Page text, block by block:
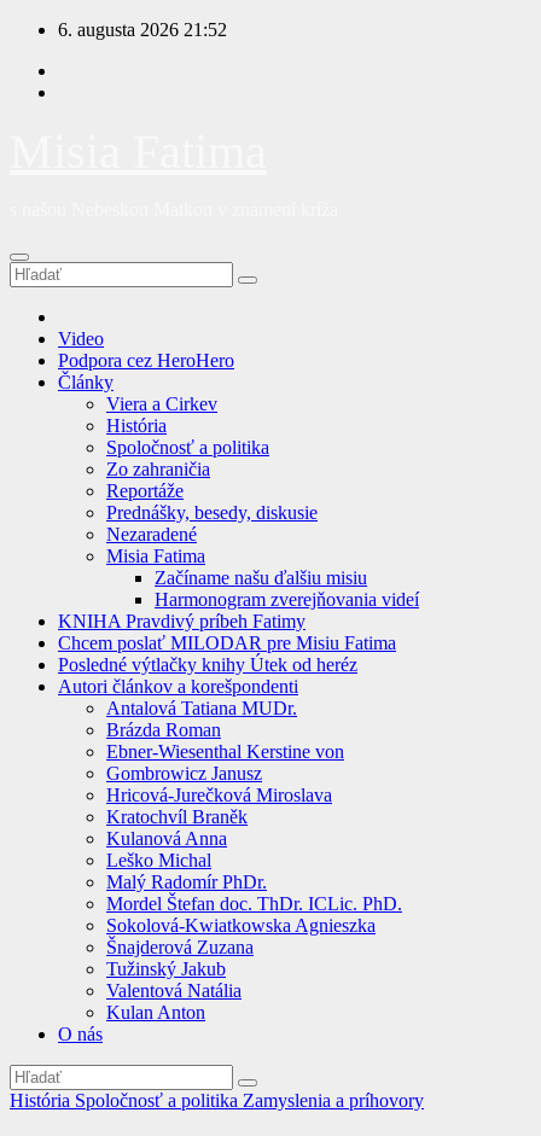
Prejsť
obsah
6. augusta 2026 21:52
Video
Podpora cez HeroHero
Články
Viera a Cirkev
História
Spoločnosť a politika
Zo zahraničia
Reportáže
Prednášky, besedy, diskusie
Nezaradené
Misia Fatima
Začíname našu ďalšiu misiu
Harmonogram zverejňovania videí
KNIHA Pravdivý príbeh Fatimy
Chcem poslať MILODAR pre Misiu Fatima
Posledné výtlačky knihy Útek od heréz
Autori článkov a korešpondenti
Antalová Tatiana MUDr.
Brázda Roman
Ebner-Wiesenthal Kerstine von
Gombrowicz Janusz
Hricová-Jurečková Miroslava
Kratochvíl Braněk
Kulanová Anna
Leško Michal
Malý Radomír PhDr.
Mordel Štefan doc. ThDr. ICLic. PhD.
Sokolová-Kwiatkowska Agnieszka
Šnajderová Zuzana
Tužinský Jakub
Valentová Natália
Kulan Anton
O nás
História Spoločnosť a politika Zamyslenia a príhovory